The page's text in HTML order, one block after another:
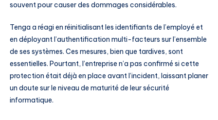
souvent pour causer des dommages considérables.
Tenga a réagi en réinitialisant les identifiants de l’employé et
en déployant l’authentification multi-facteurs sur l’ensemble
de ses systèmes. Ces mesures, bien que tardives, sont
essentielles. Pourtant, l’entreprise n’a pas confirmé si cette
protection était déjà en place avant l’incident, laissant planer
un doute sur le niveau de maturité de leur sécurité
informatique.